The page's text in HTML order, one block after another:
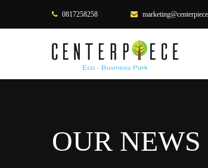
0817258258
OUR NEWS